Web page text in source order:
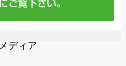
メディア